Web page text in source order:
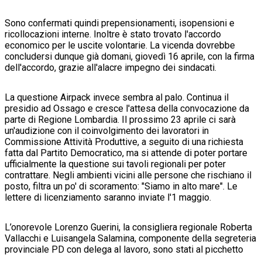
Sono confermati quindi prepensionamenti, isopensioni e
ricollocazioni interne. Inoltre è stato trovato l'accordo
economico per le uscite volontarie. La vicenda dovrebbe
concludersi dunque già domani, giovedì 16 aprile, con la firma
dell'accordo, grazie all'alacre impegno dei sindacati.
La questione Airpack invece sembra al palo. Continua il
presidio ad Ossago e cresce l'attesa della convocazione da
parte di Regione Lombardia. Il prossimo 23 aprile ci sarà
un'audizione con il coinvolgimento dei lavoratori in
Commissione Attività Produttive, a seguito di una richiesta
fatta dal Partito Democratico, ma si attende di poter portare
ufficialmente la questione sui tavoli regionali per poter
contrattare. Negli ambienti vicini alle persone che rischiano il
posto, filtra un po' di scoramento: "Siamo in alto mare". Le
lettere di licenziamento saranno inviate l'1 maggio.
L’onorevole Lorenzo Guerini, la consigliera regionale Roberta
Vallacchi e Luisangela Salamina, componente della segreteria
provinciale PD con delega al lavoro, sono stati al picchetto